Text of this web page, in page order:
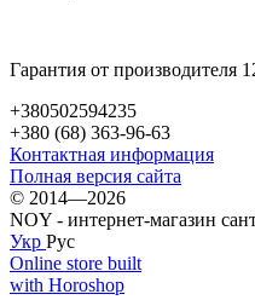
Гарантия от производителя
+380502594235
+380 (68) 363-96-63
Контактная информация
Полная версия сайта
© 2014—2026
NOY - интернет-магазин
Укр Рус
Online store built
with Horoshop